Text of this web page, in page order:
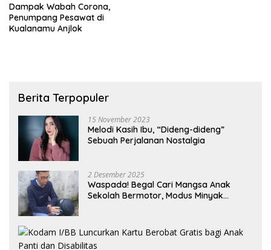
Dampak Wabah Corona,
Penumpang Pesawat di
Kualanamu Anjlok
Berita Terpopuler
15 November 2023
Melodi Kasih Ibu, “Dideng-dideng”
Sebuah Perjalanan Nostalgia
2 Desember 2025
Waspada! Begal Cari Mangsa Anak
Sekolah Bermotor, Modus Minyak